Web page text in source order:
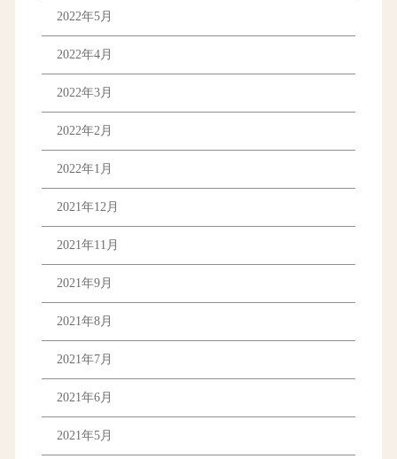
2022年5月
2022年4月
2022年3月
2022年2月
2022年1月
2021年12月
2021年11月
2021年9月
2021年8月
2021年7月
2021年6月
2021年5月